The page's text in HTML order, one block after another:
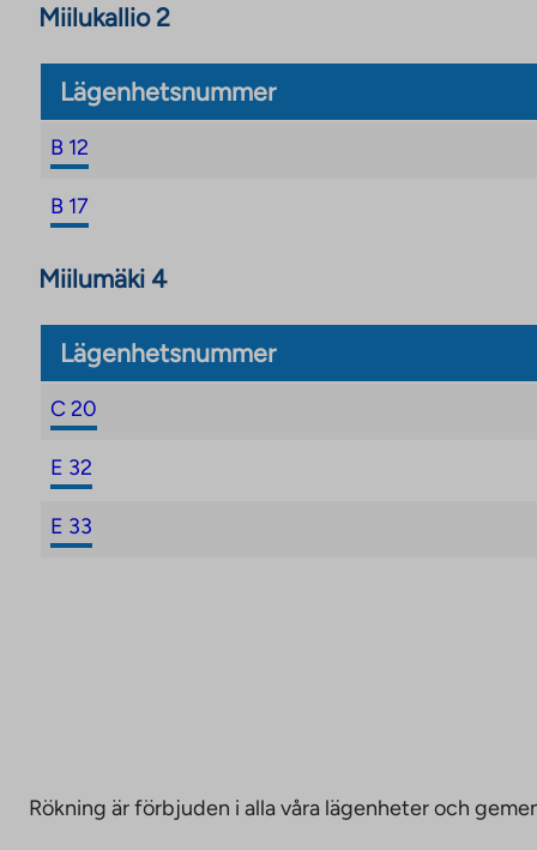
Miilukallio 2
Lägenhetsnummer
B 12
B 17
Miilumäki 4
Lägenhetsnummer
C 20
E 32
E 33
Rökning är förbjuden i alla våra lägenheter och